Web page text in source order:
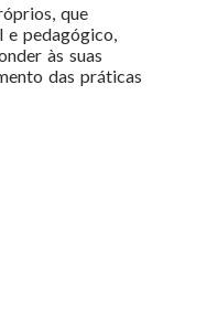
que
e pedagógico,
às suas
das práticas